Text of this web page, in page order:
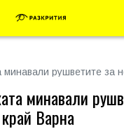
рушветите за
минавали
Варна